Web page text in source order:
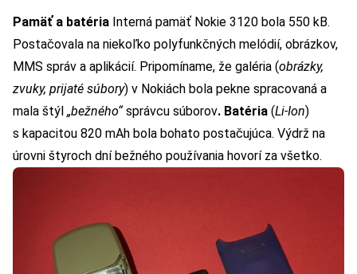
Pamäť a batéria Interná pamäť Nokie 3120 bola 550 kB.
Postačovala na niekoľko polyfunkčných melódií, obrázkov,
MMS správ a aplikácií. Pripomíname, že galéria (obrázky,
zvuky, prijaté súbory) v Nokiách bola pekne spracovaná a
mala štýl „bežného“ správcu súborov. Batéria (Li-Ion)
s kapacitou 820 mAh bola bohato postačujúca. Výdrž na
úrovni štyroch dní bežného používania hovorí za všetko.